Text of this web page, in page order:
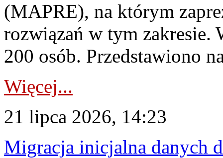
(MAPRE), na którym
rozwiązań w tym zakresie.
200 osób. Przedstawiono
Więcej...
21 lipca 2026, 14:23
Migracja inicjalna danych